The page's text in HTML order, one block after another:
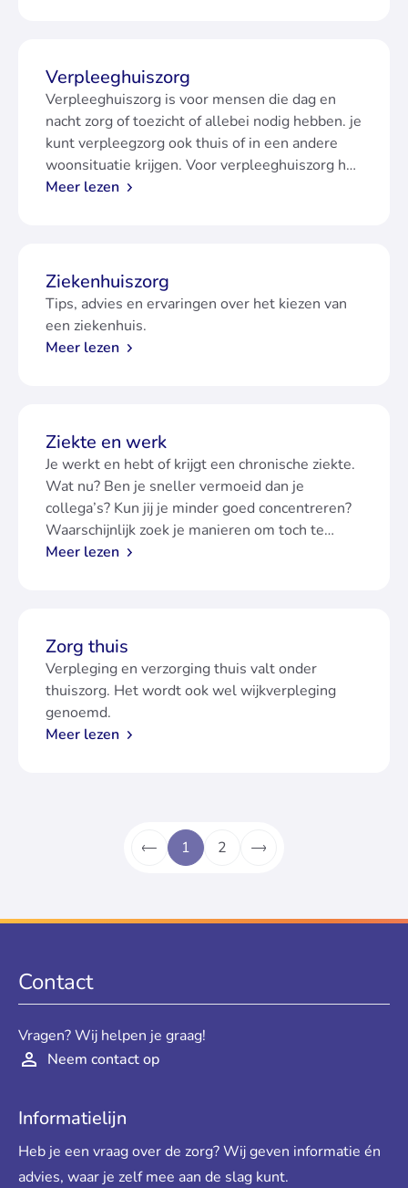
Verpleeghuiszorg
Verpleeghuiszorg is voor mensen die dag en
nacht zorg of toezicht of allebei nodig hebben. je
kunt verpleegzorg ook thuis of in een andere
woonsituatie krijgen. Voor verpleeghuiszorg heb
je een verwijzing oftewel een indicatie nodig.
Meer lezen
Ziekenhuiszorg
Tips, advies en ervaringen over het kiezen van
een ziekenhuis.
Meer lezen
Ziekte en werk
Je werkt en hebt of krijgt een chronische ziekte.
Wat nu? Ben je sneller vermoeid dan je
collega’s? Kun jij je minder goed concentreren?
Waarschijnlijk zoek je manieren om toch te
blijven werken als je ziek bent.
Meer lezen
Zorg thuis
Verpleging en verzorging thuis valt onder
thuiszorg. Het wordt ook wel wijkverpleging
genoemd.
Meer lezen
Ga naar vorige pagina">
1 2 Ga naar volgende
Contact
Vragen? Wij helpen je graag!
Neem contact op
Informatielijn
Heb je een vraag over de zorg? Wij geven informatie én
advies, waar je zelf mee aan de slag kunt.